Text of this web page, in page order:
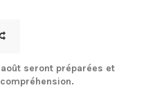
seront préparées et